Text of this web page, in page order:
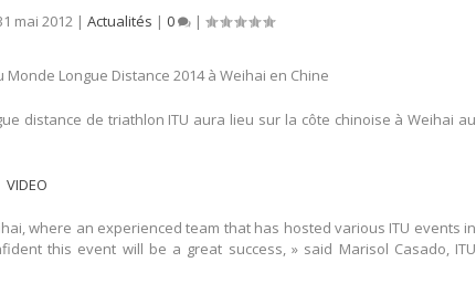
mai 2012 |Actualités |0 |
Monde Longue Distance 2014 à Weihai en Chine
distance de triathlon ITU aura lieu sur la côte chinoise à Weihai au
VIDEO
where an experienced team that has hosted various ITU events in
this event will be a great success, » said Marisol Casado, ITU